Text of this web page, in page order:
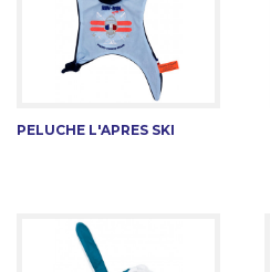
PELUCHE L'APRES SKI